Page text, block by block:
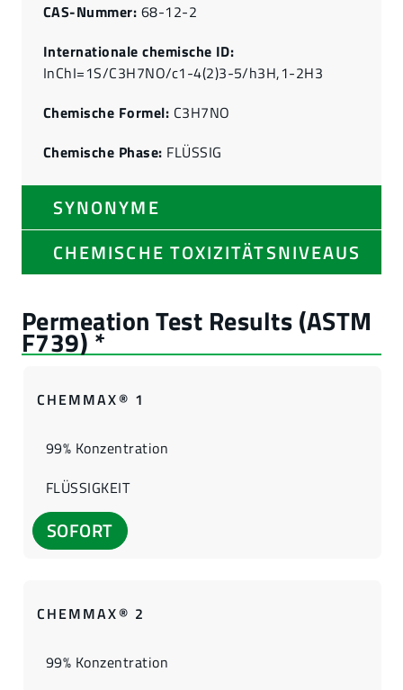
SYNONYME
CHEMISCHE TOXIZITÄTSNIVEAUS
CAS-Nummer: 68-12-2
Internationale chemische ID:
InChI=1S/C3H7NO/c1-4(2)3-5/h3H,1-2H3
Chemische Formel: C3H7NO
Chemische Phase: FLÜSSIG
CHEMMAX® 1
99% Konzentration
FLÜSSIGKEIT
SOFORT
CHEMMAX® 2
99% Konzentration